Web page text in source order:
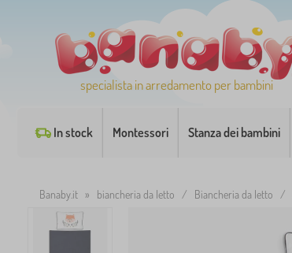
specialista in arredamento per bambini
In stock Montessori Stanza dei bambini
Banaby.it » biancheria da letto / Biancheria da letto /